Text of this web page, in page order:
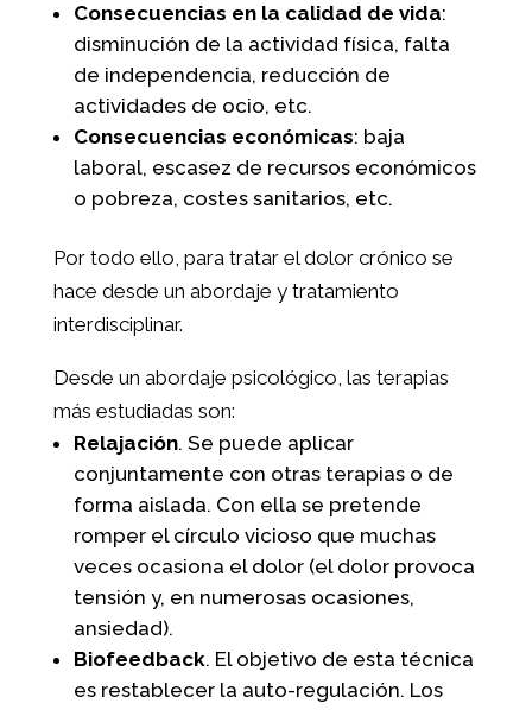
Consecuencias en la calidad de vida:
disminución de la actividad física, falta
de independencia, reducción de
actividades de ocio, etc.
Consecuencias económicas: baja
laboral, escasez de recursos económicos
o pobreza, costes sanitarios, etc.
Por todo ello, para tratar el dolor crónico se
hace desde un abordaje y tratamiento
interdisciplinar.
Desde un abordaje psicológico, las terapias
más estudiadas son:
Relajación. Se puede aplicar
conjuntamente con otras terapias o de
forma aislada. Con ella se pretende
romper el círculo vicioso que muchas
veces ocasiona el dolor (el dolor provoca
tensión y, en numerosas ocasiones,
ansiedad).
Biofeedback. El objetivo de esta técnica
es restablecer la auto-regulación. Los